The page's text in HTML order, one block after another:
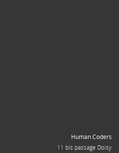
Human Coders
11 bis passage Doisy